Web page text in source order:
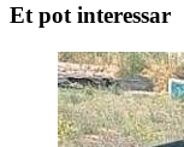
Et pot interessar